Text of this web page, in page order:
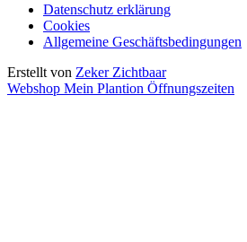
Datenschutz erklärung
Cookies
Allgemeine Geschäftsbedingungen
Erstellt von Zeker Zichtbaar
Webshop Mein Plantion Öffnungszeiten